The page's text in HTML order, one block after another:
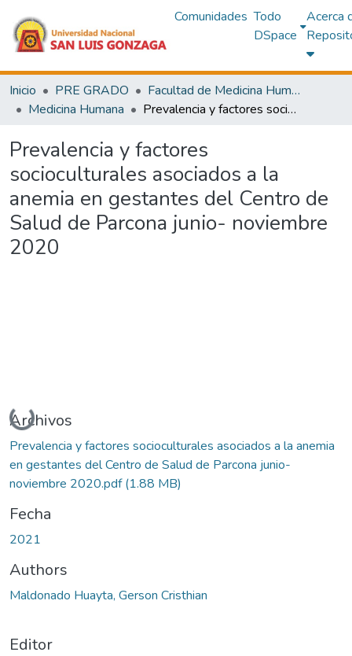
Comunidades Todo
DSpace
Acerca
Inicio PRE GRADO
Facultad de Medicina Humana
Medicina Humana
Prevalencia y factores socioculturales asociados a la anemia en gestantes del Centro de Salud de Parcona junio- noviembre 2020
Prevalencia y factores
socioculturales asociados a la
anemia en gestantes del Centro de
Salud de Parcona junio- noviembre
2020
Cargando...
Archivos
Prevalencia y factores socioculturales asociados a la anemia
en gestantes del Centro de Salud de Parcona junio-
noviembre 2020.pdf(1.88 MB)
Fecha
2021
Authors
Maldonado Huayta, Gerson Cristhian
Editor